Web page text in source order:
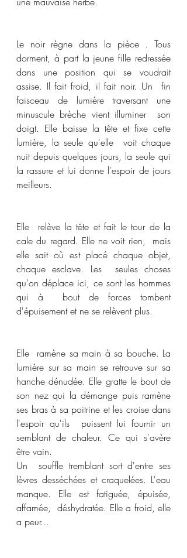
Le noir règne dans la pièce . Tous
dorment, à part la jeune fille redressée
dans une position qui se voudrait
assise. Il fait froid, il fait noir. Un  fin
faisceau de lumière traversant une
minuscule brèche vient illuminer  son
doigt. Elle baisse la tête et fixe cette
lumière, la seule qu'elle  voit chaque
nuit depuis quelques jours, la seule qui
la rassure et lui donne l'espoir de jours
meilleurs.
Elle  relève la tête et fait le tour de la
cale du regard. Elle ne voit rien,  mais
elle sait où est placé chaque objet,
chaque esclave. Les  seules choses
qu'on déplace ici, ce sont les hommes
qui à  bout de forces tombent
d'épuisement et ne se relèvent plus.
Elle  ramène sa main à sa bouche. La
lumière sur sa main se retrouve sur sa
hanche dénudée. Elle gratte le bout de
son nez qui la démange puis ramène
ses bras à sa poitrine et les croise dans
l'espoir qu'ils  puissent lui fournir un
semblant de chaleur. Ce qui s'avère
être vain.
Un  souffle tremblant sort d'entre ses
lèvres desséchées et craquelées. L'eau
manque. Elle est fatiguée, épuisée,
affamée,  déshydratée. Elle a froid, elle
a peur...